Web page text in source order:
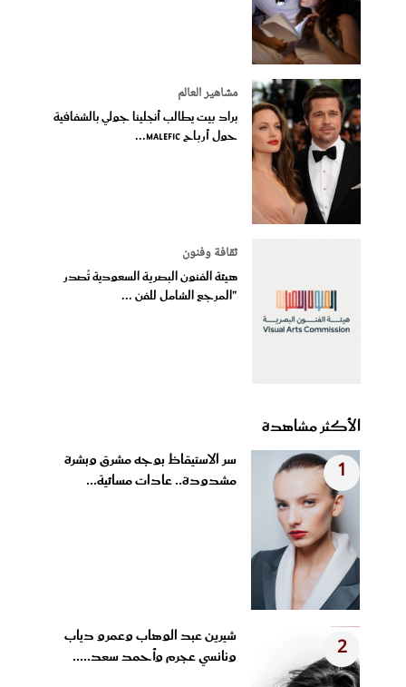
مشاهير العالم
براد بيت يطالب أنجلينا جولي بالشفافية
حول أرباح Malefic...
ثقافة وفنون
هيئة الفنون البصرية السعودية تُصدر
"المرجع الشامل للفن ...
الأكثر مشاهدة
1
سر الاستيقاظ بوجه مشرق وبشرة
مشدودة.. عادات مسائية...
2
شيرين عبد الوهاب وعمرو دياب
ونانسي عجرم وأحمد سعد.....